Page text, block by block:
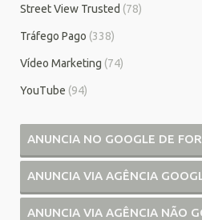
Street View Trusted (78)
Tráfego Pago (338)
Vídeo Marketing (74)
YouTube (94)
ANUNCIA NO GOOGLE DE
ANUNCIA VIA AGÊNCIA
ANUNCIA VIA AGÊNCIA NÃO